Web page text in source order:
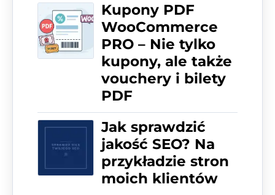
Kupony PDF
WooCommerce
PRO – Nie tylko
kupony, ale także
vouchery i bilety
PDF
Jak sprawdzić
jakość SEO? Na
przykładzie stron
moich klientów